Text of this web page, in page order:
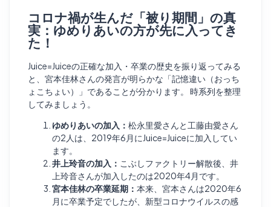
コロナ禍が生んだ「被り期間」の真
実：ゆめりあいの方が先に入ってき
た！
Juice=Juiceの正確な加入・卒業の歴史を振り返ってみる
と、宮本佳林さんの発言が明らかな「記憶違い（おっち
ょこちょい）」であることが分かります。 時系列を整理
してみましょう。
ゆめりあいの加入： 松永里愛さんと工藤由愛さん
の2人は、2019年6月にJuice=Juiceに加入してい
ます。
井上玲音の加入： こぶしファクトリー解散後、井
上玲音さんが加入したのは2020年4月です。
宮本佳林の卒業延期： 本来、宮本さんは2020年6
月に卒業予定でしたが、新型コロナウイルスの感